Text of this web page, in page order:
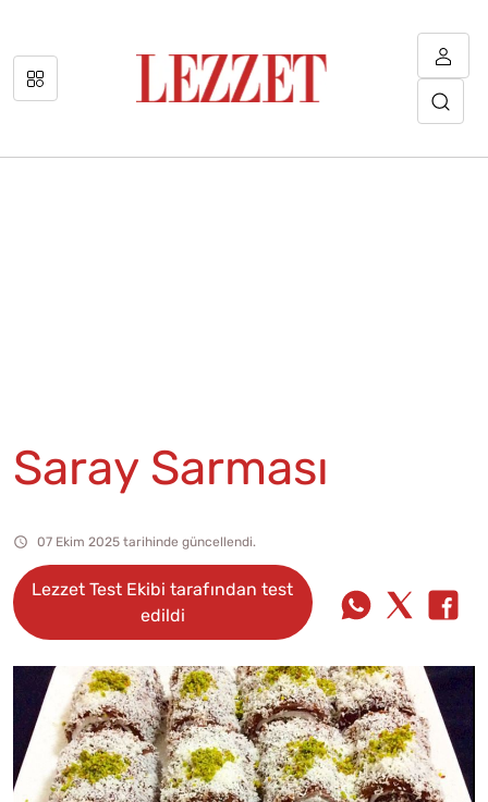
Saray Sarması
07 Ekim 2025 tarihinde güncellendi.
Lezzet Test Ekibi tarafından test
edildi